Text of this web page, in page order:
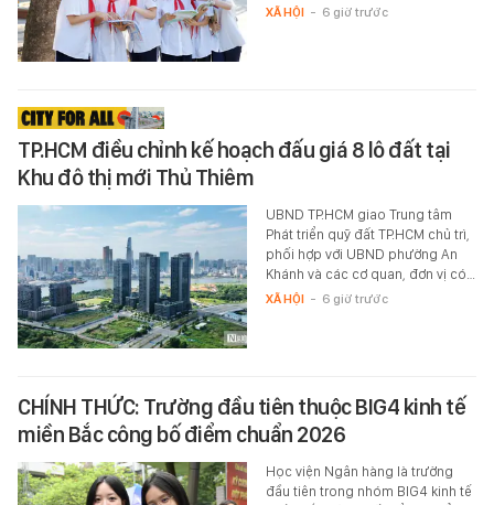
XÃ HỘI - 6 giờ trước
TP.HCM điều chỉnh kế hoạch đấu giá 8 lô đất tại
Khu đô thị mới Thủ Thiêm
UBND TP.HCM giao Trung tâm
Phát triển quỹ đất TP.HCM chủ trì,
phối hợp với UBND phường An
Khánh và các cơ quan, đơn vị có…
XÃ HỘI - 6 giờ trước
CHÍNH THỨC: Trường đầu tiên thuộc BIG4 kinh tế
miền Bắc công bố điểm chuẩn 2026
Học viện Ngân hàng là trường
đầu tiên trong nhóm BIG4 kinh tế